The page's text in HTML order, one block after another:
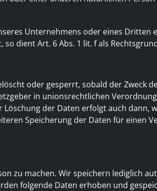
Unternehmens oder eines
dient Art. 6 Abs. 1 lit. f als
oder gesperrt, sobald der Zweck
in unionsrechtlichen
der Daten erfolgt auch dann,
Speicherung der Daten für einen
zu machen. Wir speichern lediglich
folgende Daten erhoben und